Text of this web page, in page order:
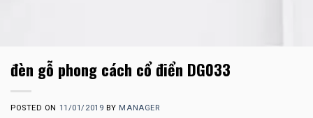
đèn gỗ phong cách cổ điển DG033
POSTED ON 11/01/2019 BY MANAGER